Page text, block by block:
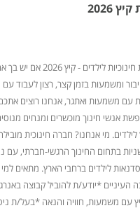
2026
דרושים מנחי סדנאות חינוכיות
ומשמעות בזמן קצר, רצון לעבוד עם
עם משמעות ואתגר, אנחנו רוצים
אנשי חינוך מוכשרים ומנחים
מי אנחנו? חברה חינוכית
בתחום החינוך הרגשי-חברתי, עם
סדנאות לילדים ברחבי הארץ. מתאים
העיניים *יודע/ת להוביל קבוצה
עם משמעות, חוויה והנאה *בעל/ת